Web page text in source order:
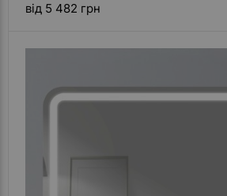
від 5 482 грн